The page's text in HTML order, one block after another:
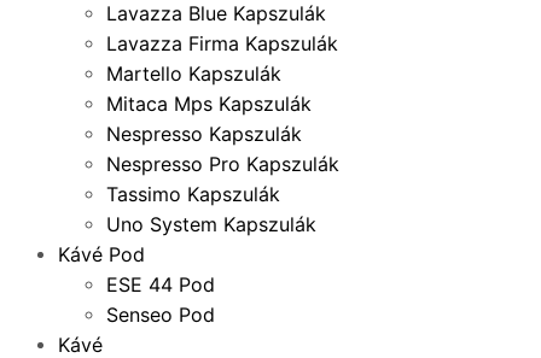
Lavazza Blue Kapszulák
Lavazza Firma Kapszulák
Martello Kapszulák
Mitaca Mps Kapszulák
Nespresso Kapszulák
Nespresso Pro Kapszulák
Tassimo Kapszulák
Uno System Kapszulák
Kávé Pod
ESE 44 Pod
Senseo Pod
Kávé